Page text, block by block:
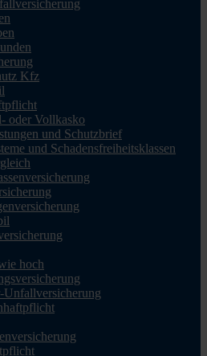
Kfz
oder Vollkasko
und Schutzbrief
und Schadensfreiheitsklassen
hoch
Unfallversicherung